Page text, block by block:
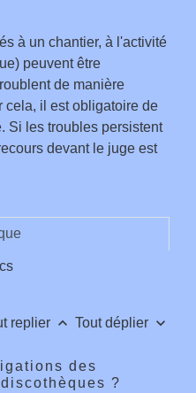
à un chantier, à l'activité
peuvent être
de manière
cela, il est obligatoire de
Si les troubles persistent
devant le juge est
replier keyboard_arrow_up Tout déplier keyboard_arrow_down
des
?